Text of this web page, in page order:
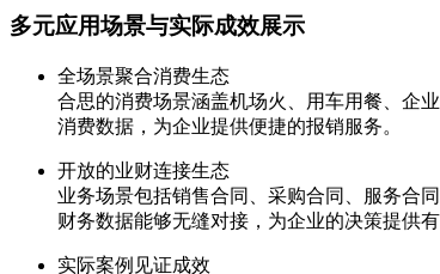
多元应用场景与实际成效展示
全场景聚合消费生态
合思的消费场景涵盖机场火、用车用餐、企
消费数据，为企业提供便捷的报销服务。
开放的业财连接生态
业务场景包括销售合同、采购合同、服务合
财务数据能够无缝对接，为企业的决策提供有
实际案例见证成效